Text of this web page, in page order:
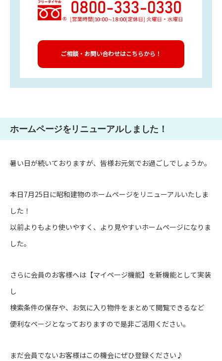
ご相談・お問い合わせはこちらから！
ホームページをリニューアルしました！
暑い日が続いておりますが、皆様お元気でお過ごしでしょうか。
本日7月25日に昭和建物のホームページをリニューアルいたしま
した！
以前よりもより使いやすく、より見やすいホームページになりま
した。
さらに会員のお客様へは【マイページ機能】を新機能として実装
し
検索条件の保存や、お気に入り物件をまとめて閲覧できるなど
便利なページとなっておりますので是非ご活用ください。
まだ会員でないお客様はこの機会にぜひ登録ください♪